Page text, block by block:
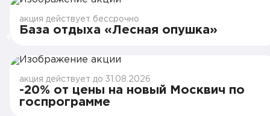
акция действует бессрочно
База отдыха «Лесная опушка»
акция действует до 31.08.2026
-20% от цены на новый Москвич по
госпрограмме